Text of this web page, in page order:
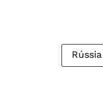
Rússia